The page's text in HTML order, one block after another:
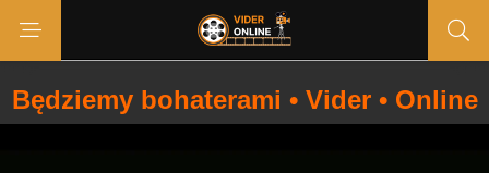
Będziemy bohaterami • Vider • Online